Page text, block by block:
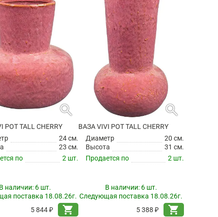
search
POT TALL CHERRY
24 см.
23 см.
по
2 шт.
наличии: 6 шт.
поставка 18.08.26г.
5 844 ₽
shopping_cart
search
ВАЗА VIVI POT TALL CHERRY
Диаметр
20 см.
Высота
31 см.
Продается по
2 шт.
В наличии: 6 шт.
Следующая поставка 18.08.26г.
5 388 ₽
shopping_cart